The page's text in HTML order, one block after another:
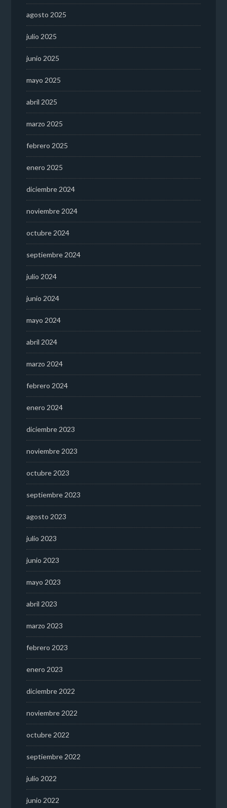
agosto 2025
julio 2025
junio 2025
mayo 2025
abril 2025
marzo 2025
febrero 2025
enero 2025
diciembre 2024
noviembre 2024
octubre 2024
septiembre 2024
julio 2024
junio 2024
mayo 2024
abril 2024
marzo 2024
febrero 2024
enero 2024
diciembre 2023
noviembre 2023
octubre 2023
septiembre 2023
agosto 2023
julio 2023
junio 2023
mayo 2023
abril 2023
marzo 2023
febrero 2023
enero 2023
diciembre 2022
noviembre 2022
octubre 2022
septiembre 2022
julio 2022
junio 2022